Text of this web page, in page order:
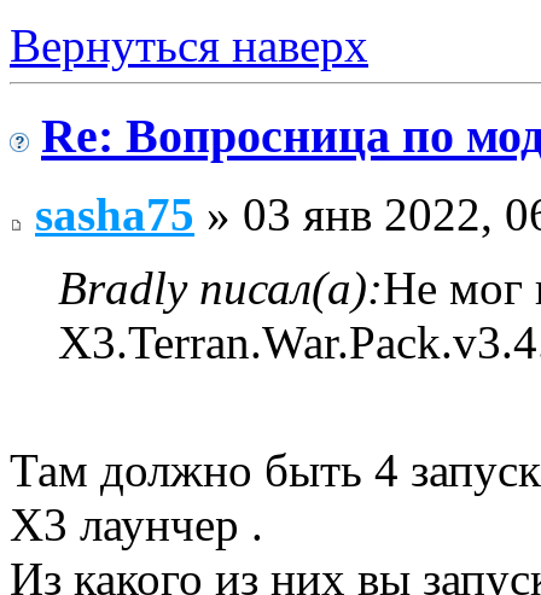
Вернуться наверх
Re: Вопросница по
sasha75 » 03 янв 2022,
Bradly писал(а):Не мог
Там должно быть 4
Х3 лаунчер .
Из какого из них вы